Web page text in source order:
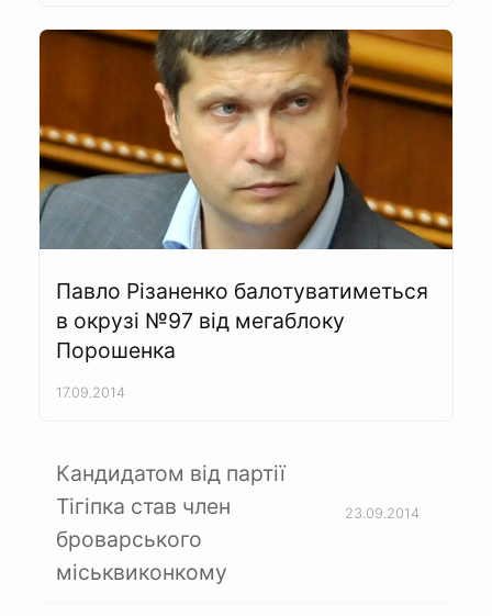
Павло Різаненко балотуватиметься
в окрузі №97 від мегаблоку
Порошенка
17.09.2014
Кандидатом від партії
Тігіпка став член
броварського
міськвиконкому
23.09.2014